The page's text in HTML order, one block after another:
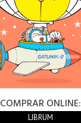
COMPRAR ONLINE:
LIBRUM